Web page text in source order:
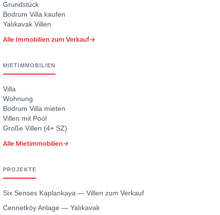
Grundstück
Bodrum Villa kaufen
Yalıkavak Villen
Alle Immobilien zum Verkauf→
MIETIMMOBILIEN
Villa
Wohnung
Bodrum Villa mieten
Villen mit Pool
Große Villen (4+ SZ)
Alle Mietimmobilien→
PROJEKTE
Six Senses Kaplankaya — Villen zum Verkauf
Cennetköy Anlage — Yalıkavak